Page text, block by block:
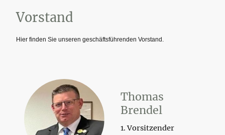
Vorstand
Hier finden Sie unseren geschäftsführenden Vorstand.
Thomas
Brendel
1. Vorsitzender